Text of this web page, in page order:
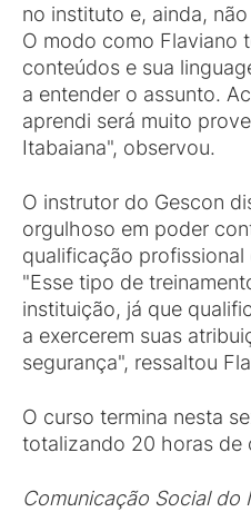
no instituto e, ainda,
O modo como Flaviano
conteúdos e sua
a entender o assunto.
aprendi será muito
Itabaiana", observou.
O instrutor do Gescon
orgulhoso em poder
qualificação profissional
"Esse tipo de
instituição, já que
a exercerem suas
segurança", ressaltou
O curso termina nesta
totalizando 20 horas de
Comunicação Social do